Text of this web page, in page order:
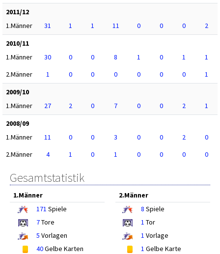
2011/12
1.Männer
31 1 1 11 0 0 0
2
2010/11
1.Männer
30 0 0 8 1 0 1
1
2.Männer
1 0 0 0 0 0 0
1
2009/10
1.Männer
27 2 0 7 0 0 2
1
2008/09
1.Männer
11 0 0 3 0 0 2
0
2.Männer
4 1 0 1 0 0 0 0
Gesamtstatistik
1.Männer
171 Spiele
7Tore
5 Vorlagen
40Gelbe Karten
2.Männer
8 Spiele
1 Tor
1 Vorlage
1 Gelbe Karte